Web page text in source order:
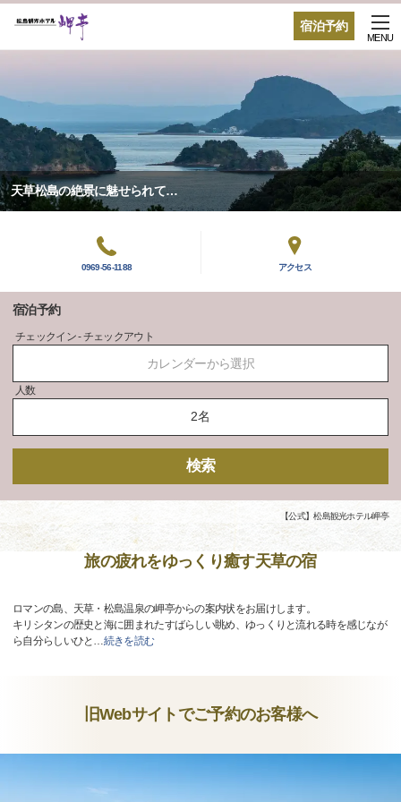
宿泊予約
MENU
天草松島の絶景に魅せられて…
0969-56-1188 アクセス
宿泊予約
チェックイン - チェックアウト
カレンダーから選択
人数
検索
【公式】松島観光ホテル岬亭
旅の疲れをゆっくり癒す天草の宿
ロマンの島、天草・松島温泉の岬亭からの案内状をお届けします。
キリシタンの歴史と海に囲まれたすばらしい眺め、ゆっくりと流れる時を感じなが
ら自分らしいひと …続きを読む
旧Webサイトでご予約のお客様へ